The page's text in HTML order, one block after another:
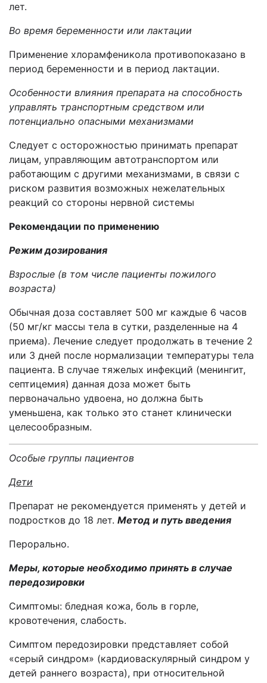
лет.
Во время беременности или лактации
Применение хлорамфеникола противопоказано в
период беременности и в период лактации.
Особенности влияния препарата на способность
управлять транспортным средством или
потенциально опасными механизмами
Следует с осторожностью принимать препарат
лицам, управляющим автотранспортом или
работающим с другими механизмами, в связи с
риском развития возможных нежелательных
реакций со стороны нервной системы
Рекомендации по применению
Режим дозирования
Взрослые (в том числе пациенты пожилого
возраста)
Обычная доза составляет 500 мг каждые 6 часов
(50 мг/кг массы тела в сутки, разделенные на 4
приема). Лечение следует продолжать в течение 2
или 3 дней после нормализации температуры тела
пациента. В случае тяжелых инфекций (менингит,
септицемия) данная доза может быть
первоначально удвоена, но должна быть
уменьшена, как только это станет клинически
целесообразным.
Особые группы пациентов
Дети
Препарат не рекомендуется применять у детей и
подростков до 18 лет. Метод и путь введения
Перорально.
Меры, которые необходимо принять в случае
передозировки
Симптомы: бледная кожа, боль в горле,
кровотечения, слабость.
Симптом передозировки представляет собой
«серый синдром» (кардиоваскулярный синдром у
детей раннего возраста), при относительной